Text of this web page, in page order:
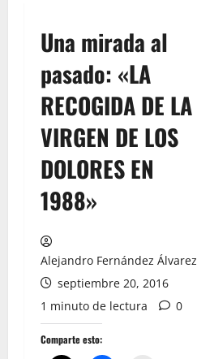
Una mirada al
pasado: «LA
RECOGIDA DE LA
VIRGEN DE LOS
DOLORES EN
1988»
Alejandro Fernández Álvarez
septiembre 20, 2016
1 minuto de lectura
0
Comparte esto: